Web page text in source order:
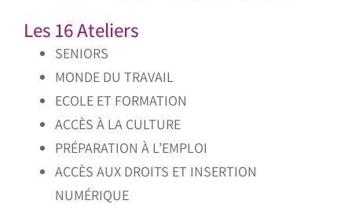
Les 16 Ateliers
SENIORS
MONDE DU TRAVAIL
ECOLE ET FORMATION
ACCÈS À LA CULTURE
PRÉPARATION À L’EMPLOI
ACCÈS AUX DROITS ET INSERTION
NUMÉRIQUE